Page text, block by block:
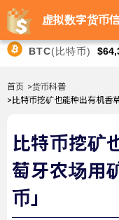
虚拟数字货币
BTC(比特币)
首页 >货币科普
>比特币挖矿也能种出有机香
比特币挖矿
萄牙农场用
币」